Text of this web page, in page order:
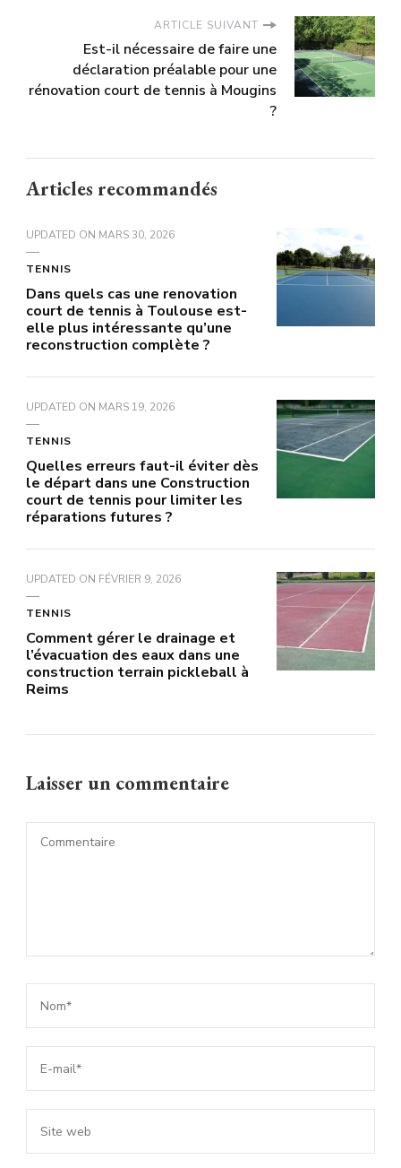
ARTICLE SUIVANT
Est-il nécessaire de faire une
déclaration préalable pour une
rénovation court de tennis à Mougins
?
Articles recommandés
UPDATED ON MARS 30, 2026
TENNIS
Dans quels cas une renovation
court de tennis à Toulouse est-
elle plus intéressante qu’une
reconstruction complète ?
UPDATED ON MARS 19, 2026
TENNIS
Quelles erreurs faut-il éviter dès
le départ dans une Construction
court de tennis pour limiter les
réparations futures ?
UPDATED ON FÉVRIER 9, 2026
TENNIS
Comment gérer le drainage et
l’évacuation des eaux dans une
construction terrain pickleball à
Reims
Laisser un commentaire